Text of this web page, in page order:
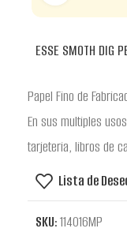
ESSE SMOTH DIG
Papel Fino de
En sus multiples
tarjeteria, libros de
Lista de
SKU:114016MP